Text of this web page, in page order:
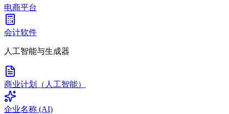
电商平台
会计软件
人工智能与生成器
商业计划（人工智能）
企业名称 (AI)